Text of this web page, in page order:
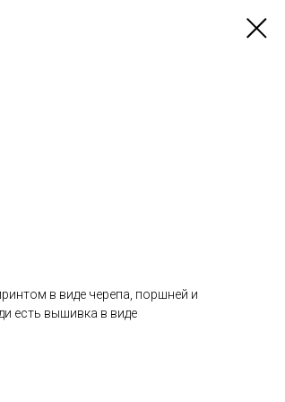
в виде черепа, поршней и
есть вышивка в виде